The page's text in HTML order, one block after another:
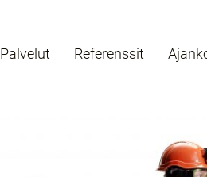
Palvelut Referenssit